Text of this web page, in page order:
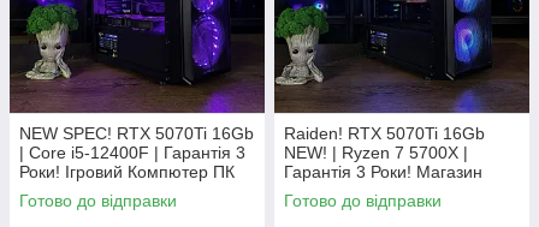
NEW SPEC! RTX 5070Ti 16Gb
| Core i5-12400F | Гарантія 3
Роки! Ігровий Компютер ПК
від CyberCat Магазин
Готово до відправки
Raiden! RTX 5070Ti 16Gb
NEW! | Ryzen 7 5700Х |
Гарантія 3 Роки! Магазин
Ігровий Компютер ПК від
CyberCat
Готово до відправки